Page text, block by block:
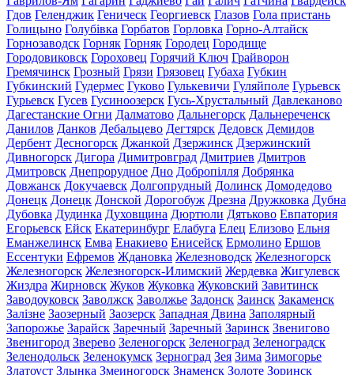
Гдов Геленджик Геническ Георгиевск Глазов Гола пристань
Голицыно Голубівка Горбатов Горловка Горно-Алтайск
Горнозаводск Горняк Горняк Городец Городище
Городовиковск Гороховец Горячий Ключ Грайворон
Гремячинск Грозный Грязи Грязовец Губаха Губкин
Губкинский Гудермес Гуково Гулькевичи Гуляйполе Гурьевск
Гурьевск Гусев Гусиноозерск Гусь-Хрустальный Давлеканово
Дагестанские Огни Далматово Дальнегорск Дальнереченск
Данилов Данков Дебальцево Дегтярск Дедовск Демидов
Дербент Десногорск Джанкой Дзержинск Дзержинский
Дивногорск Дигора Димитровград Дмитриев Дмитров
Дмитровск Днепрорудное Дно Добропілля Добрянка
Довжанск Докучаевск Долгопрудный Долинск Домодедово
Донецк Донецк Донской Дорогобуж Дрезна Дружковка Дубна
Дубовка Дудинка Духовщина Дюртюли Дятьково Евпатория
Егорьевск Ейск Екатеринбург Елабуга Елец Елизово Ельня
Еманжелинск Емва Енакиево Енисейск Ермолино Ершов
Ессентуки Ефремов Ждановка Железноводск Железногорск
Железногорск Железногорск-Илимский Жердевка Жигулевск
Жиздра Жирновск Жуков Жуковка Жуковский Завитинск
Заводоуковск Заволжск Заволжье Задонск Заинск Закаменск
Залізне Заозерный Заозерск Западная Двина Заполярный
Запорожье Зарайск Заречный Заречный Заринск Звенигово
Звенигород Зверево Зеленогорск Зеленоград Зеленоградск
Зеленодольск Зеленокумск Зерноград Зея Зима Зимогорье
Златоуст Злынка Змеиногорск Знаменск Золоте Зоринск